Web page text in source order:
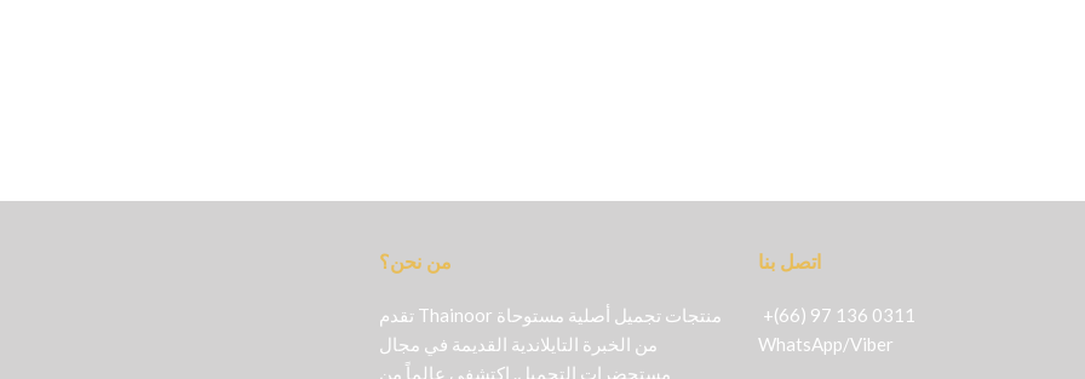
من نحن؟
تقدم Thainoor منتجات تجميل أصلية مستوحاة
من الخبرة التايلاندية القديمة في مجال
مستحضرات التجميل. اكتشفي عالماً من
اتصل بنا
+(66) 97 136 0311
WhatsApp/Viber